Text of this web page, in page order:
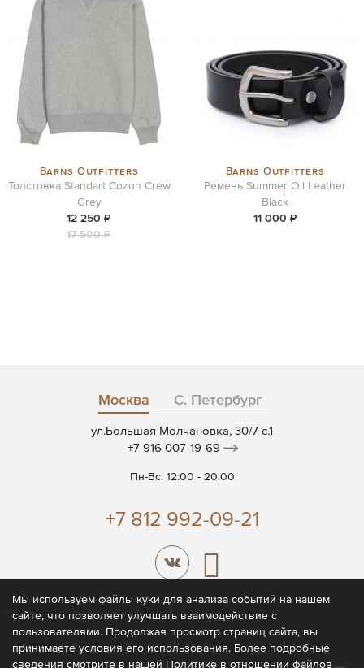
Barns Outfitters
Толстовка Standart Cozun Crew
Grey
12 250 ₽
17 500 ₽
Barns Outfitters
Ремень Summer Oil Leather
Black
11 000 ₽
Москва С. Петербург
ул.Большая Молчановка, 30/7 c.1
+7 916 007-19-69
Пн-Вс: 12:00 - 20:00
+7 812 992-09-21
Политика конфиденциальности
Мы используем файлы куки для анализа событий на нашем
сайте, что позволяет улучшать взаимодействие с
пользователями. Продолжая просмотр страниц сайта, вы
принимаете условия его использования. Более подробные
сведения смотрите в нашей Политике в отношении файлов